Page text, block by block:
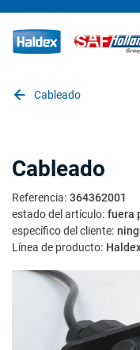
Cableado
Cableado
Referencia: 364362001
estado del artículo: fuera
específico del cliente:
Línea de producto: